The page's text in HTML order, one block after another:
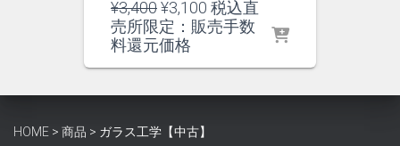
¥3,400元
の
価
¥3,400
し
¥3,100 現
在
は
税込直
売所限定：販売手数
料還元価格
HOME > 商品 > ガラス工学【中古】